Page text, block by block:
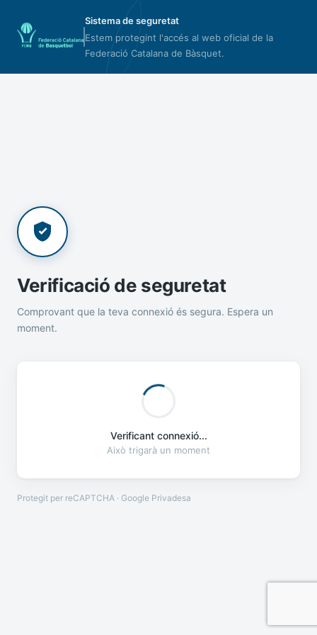
Sistema de seguretat
Estem protegint l'accés al web oficial de la
Federació Catalana de Bàsquet.
Verificació de seguretat
Comprovant que la teva connexió és segura. Espera un
moment.
Verificant connexió...
Això trigarà un moment
Protegit per reCAPTCHA · Google Privadesa